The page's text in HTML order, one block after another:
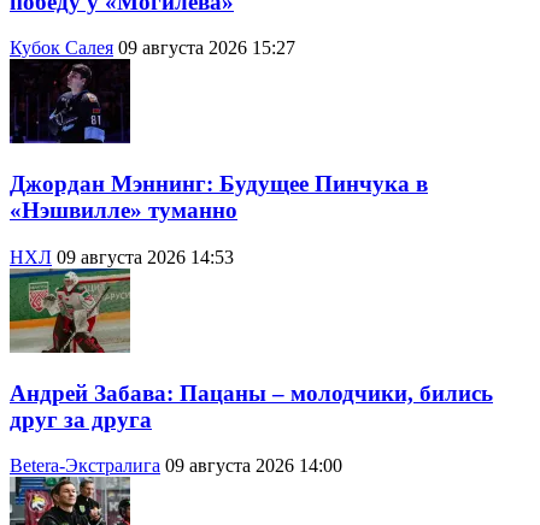
Кубок Салея 09 августа 2026 15:27
Джордан Мэннинг: Будущее Пинчука в
«Нэшвилле» туманно
НХЛ 09 августа 2026 14:53
Андрей Забава: Пацаны – молодчики, бились
друг за друга
Betera-Экстралига 09 августа 2026 14:00